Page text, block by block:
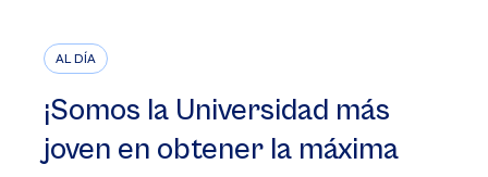
AL DÍA
¡Somos la Universidad más
joven en obtener la máxima